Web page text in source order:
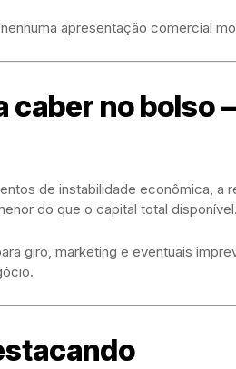
apresentação comercial
caber no bolso
de instabilidade econômica, a
do que o capital total disponível.
giro, marketing e eventuais